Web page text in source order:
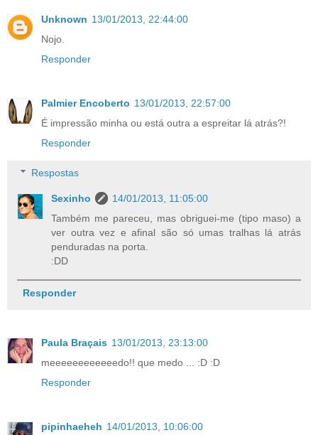
Unknown 13/01/2013, 22:44:00
Nojo.
Responder
Palmier Encoberto 13/01/2013, 22:57:00
É impressão minha ou está outra a espreitar lá atrás?!
Responder
Respostas
Sexinho
14/01/2013, 11:05:00
Também me pareceu, mas obriguei-me (tipo maso) a
ver outra vez e afinal são só umas tralhas lá atrás
penduradas na porta.
:DD
Responder
Paula Braçais 13/01/2013, 23:13:00
meeeeeeeeeeeedo!! que medo ... :D :D
Responder
pipinhaeheh 14/01/2013, 10:06:00